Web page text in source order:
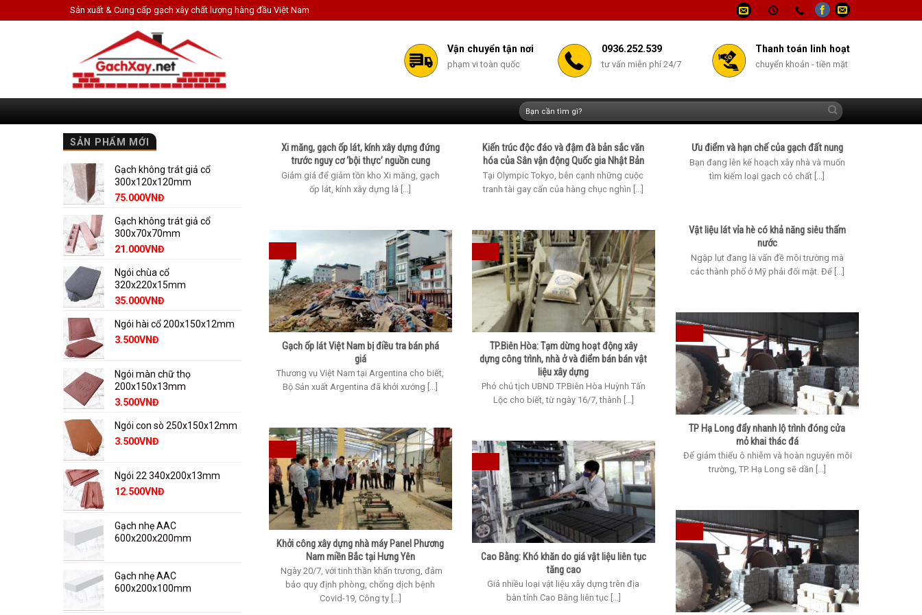
to
Sản xuất & Cung cấp gạch xây chất lượng hàng đầu Việt Nam
Vận chuyển tận nơi
phạm vi toàn quốc
0936.252.539
tư vấn miễn phí 24/7
Thanh toán linh hoạt
chuyển khoản - tiền mặt
Tìm
kiếm:
SẢN PHẨM MỚI
Gạch không trát giả cổ
300x120x120mm
75.000VNĐ
Gạch không trát giả cổ
300x70x70mm
21.000VNĐ
Ngói chùa cổ
320x220x15mm
35.000VNĐ
Ngói hài cổ 200x150x12mm
3.500VNĐ
Ngói màn chữ thọ
200x150x13mm
3.500VNĐ
Ngói con sò 250x150x12mm
3.500VNĐ
Ngói 22 340x200x13mm
12.500VNĐ
Gạch nhẹ AAC
600x200x200mm
Gạch nhẹ AAC
600x200x100mm
Xi măng, gạch ốp lát, kính xây dựng đứng
trước nguy cơ ‘bội thực’ nguồn cung
Giảm giá để giảm tồn kho Xi măng, gạch
ốp lát, kính xây dựng là [...]
Kiến trúc độc đáo và đậm đà bản sắc văn
hóa của Sân vận động Quốc gia Nhật Bản
Tại Olympic Tokyo, bên cạnh những cuộc
tranh tài gay cấn của hàng chục nghìn [...]
Ưu điểm và hạn chế của gạch đất nung
Bạn đang lên kế hoạch xây nhà và muốn
tìm kiếm loại gạch có chất [...]
Vật liệu lát vỉa hè có khả năng siêu thấm
nước
Ngập lụt đang là vấn đề môi trường mà
các thành phố ở Mỹ phải đối mặt. Để [...]
Gạch ốp lát Việt Nam bị điều tra bán phá
giá
Thương vụ Việt Nam tại Argentina cho biết,
Bộ Sản xuất Argentina đã khởi xướng [...]
TP.Biên Hòa: Tạm dừng hoạt động xây
dựng công trình, nhà ở và điểm bán bán vật
liệu xây dựng
Phó chủ tịch UBND TP.Biên Hòa Huỳnh Tấn
Lộc cho biết, từ ngày 16/7, thành [...]
TP Hạ Long đẩy nhanh lộ trình đóng cửa
mỏ khai thác đá
Để giảm thiểu ô nhiễm và hoàn nguyên môi
trường, TP. Hạ Long sẽ dần [...]
Khởi công xây dựng nhà máy Panel Phương
Nam miền Bắc tại Hưng Yên
Ngày 20/7, với tinh thần khẩn trương, đảm
bảo quy định phòng, chống dịch bệnh
Covid-19, Công ty [...]
Cao Bằng: Khó khăn do giá vật liệu liên tục
tăng cao
Giá nhiều loại vật liệu xây dựng trên địa
bàn tỉnh Cao Bằng liên tục [...]